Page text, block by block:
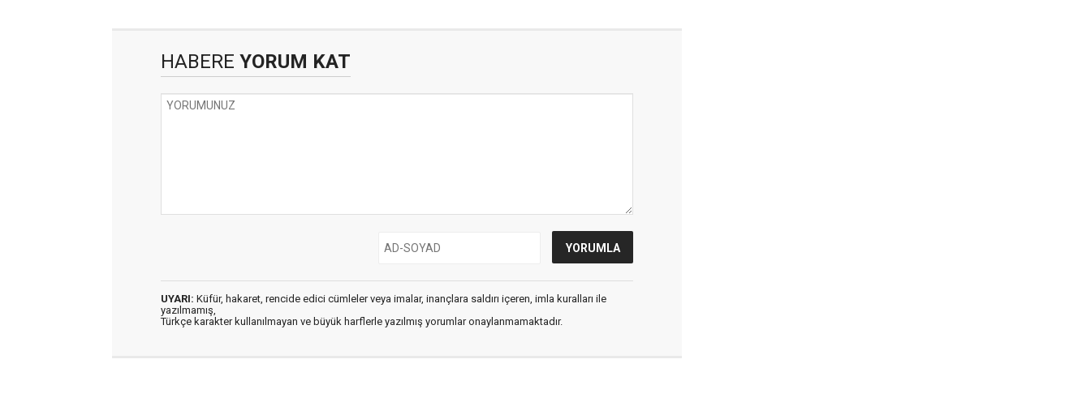
HABERE YORUM KAT
UYARI: Küfür, hakaret, rencide edici cümleler veya imalar, inançlara saldırı içeren, imla kuralları ile
yazılmamış,
Türkçe karakter kullanılmayan ve büyük harflerle yazılmış yorumlar onaylanmamaktadır.